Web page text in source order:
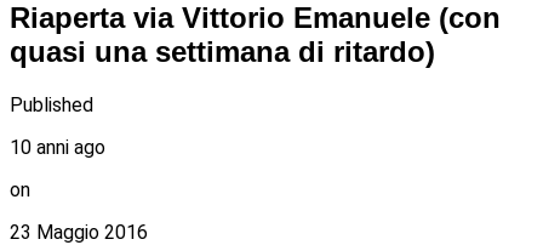
Riaperta via Vittorio Emanuele (con
quasi una settimana di ritardo)
Published
10 anni ago
on
23 Maggio 2016